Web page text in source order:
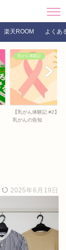
楽天ROOM よくあ
乳がん体験記
【乳がん体験記 #3】
治療方針決定
2025年6月19日